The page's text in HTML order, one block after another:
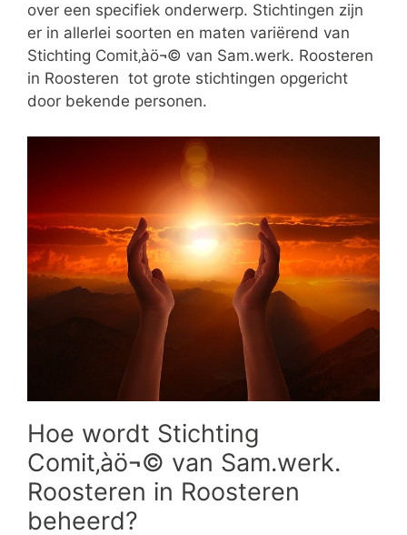
over een specifiek onderwerp. Stichtingen zijn
er in allerlei soorten en maten variërend van
Stichting Comit‚àö¬© van Sam.werk. Roosteren
in Roosteren tot grote stichtingen opgericht
door bekende personen.
Hoe wordt Stichting
Comit‚àö¬© van Sam.werk.
Roosteren in Roosteren
beheerd?